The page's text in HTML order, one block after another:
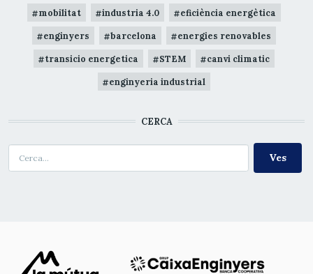
mobilitat industria 4.0 eficiència energètica
enginyers barcelona energies renovables
transicio energetica STEM canvi climatic
enginyeria industrial
CERCA